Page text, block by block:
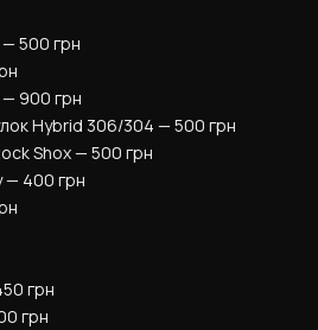
— 500 грн
— 900 грн
Hybrid 306/304 — 500 грн
Shox — 500 грн
— 400 грн
грн
грн